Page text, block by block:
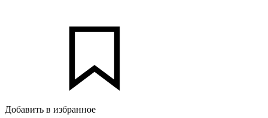
Добавить в избранное